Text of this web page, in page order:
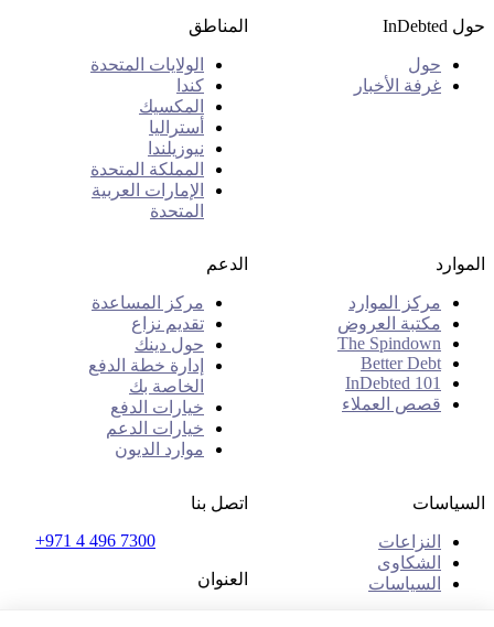
حول InDebted
حول
غرفة الأخبار
المناطق
الولايات المتحدة
كندا
المكسيك
أستراليا
نيوزيلندا
المملكة المتحدة
الإمارات العربية
المتحدة
الموارد
مركز الموارد
مكتبة العروض
The Spindown
Better Debt
InDebted 101
قصص العملاء
الدعم
مركز المساعدة
تقديم نزاع
حول دينك
إدارة خطة الدفع
الخاصة بك
خيارات الدفع
خيارات الدعم
موارد الديون
السياسات
النزاعات
الشكاوى
السياسات
اتصل بنا
+971 4 496 7300
العنوان